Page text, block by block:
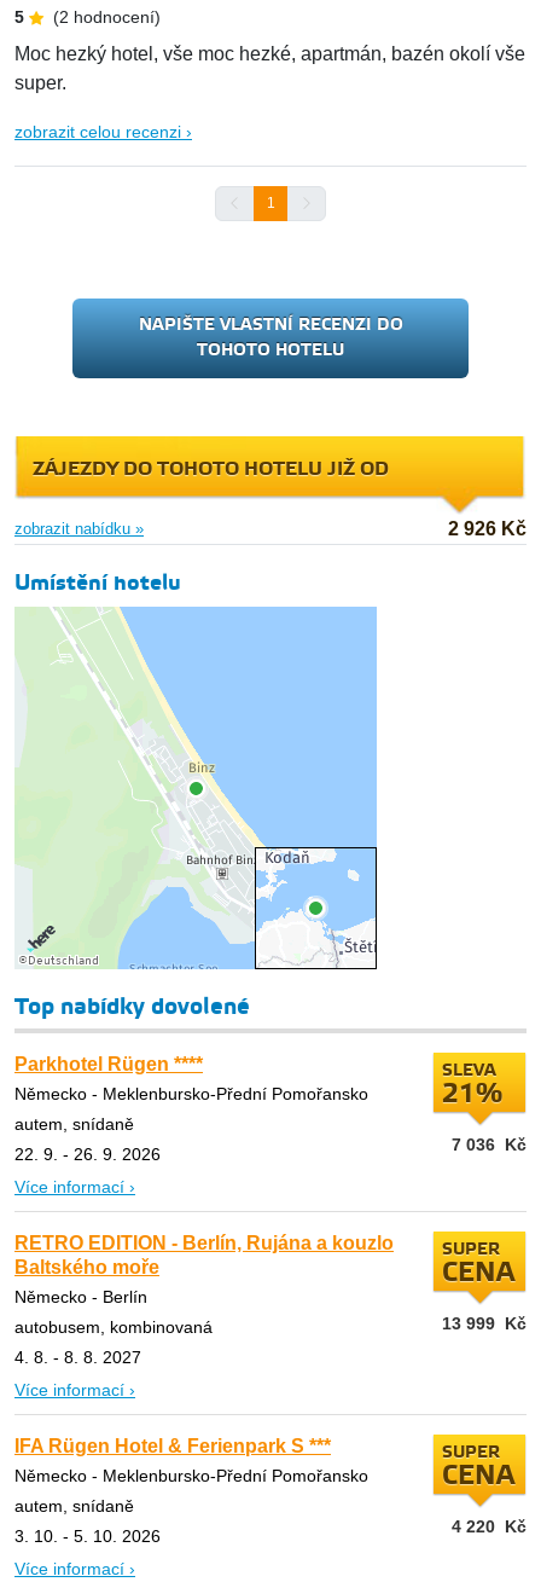
5
(2 hodnocení)
Moc hezký hotel, vše moc hezké, apartmán, bazén okolí vše
super.
zobrazit celou recenzi ›
1
NAPIŠTE VLASTNÍ RECENZI DO
TOHOTO HOTELU
ZÁJEZDY DO TOHOTO HOTELU JIŽ OD
zobrazit nabídku » 2 926 Kč
Umístění hotelu
Top nabídky dovolené
Parkhotel Rügen ****
Německo - Meklenbursko-Přední Pomořansko
autem, snídaně
22. 9. - 26. 9. 2026
Více informací ›
SLEVA
21%
7 036 Kč
RETRO EDITION - Berlín, Rujána a kouzlo
Baltského moře
Německo - Berlín
autobusem, kombinovaná
4. 8. - 8. 8. 2027
Více informací ›
SUPER
CENA
13 999 Kč
IFA Rügen Hotel & Ferienpark S ***
Německo - Meklenbursko-Přední Pomořansko
autem, snídaně
3. 10. - 5. 10. 2026
Více informací ›
SUPER
CENA
4 220 Kč